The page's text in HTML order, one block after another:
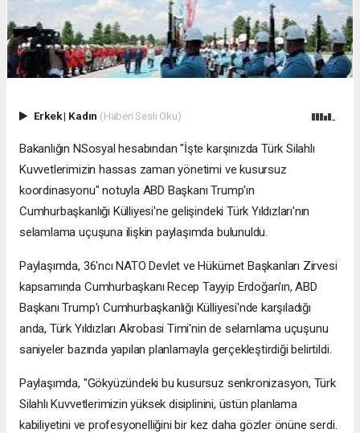
Erkek| Kadın (Haberi Sesli Oku)
Bakanlığın NSosyal hesabından "İşte karşınızda Türk Silahlı
Kuvvetlerimizin hassas zaman yönetimi ve kusursuz
koordinasyonu" notuyla ABD Başkanı Trump'ın
Cumhurbaşkanlığı Külliyesi'ne gelişindeki Türk Yıldızları'nın
selamlama uçuşuna ilişkin paylaşımda bulunuldu.
Paylaşımda, 36'ncı NATO Devlet ve Hükümet Başkanları Zirvesi
kapsamında Cumhurbaşkanı Recep Tayyip Erdoğan'ın, ABD
Başkanı Trump'ı Cumhurbaşkanlığı Külliyesi'nde karşıladığı
anda, Türk Yıldızları Akrobasi Timi'nin de selamlama uçuşunu
saniyeler bazında yapılan planlamayla gerçekleştirdiği belirtildi.
Paylaşımda, "Gökyüzündeki bu kusursuz senkronizasyon, Türk
Silahlı Kuvvetlerimizin yüksek disiplinini, üstün planlama
kabiliyetini ve profesyonelliğini bir kez daha gözler önüne serdi.